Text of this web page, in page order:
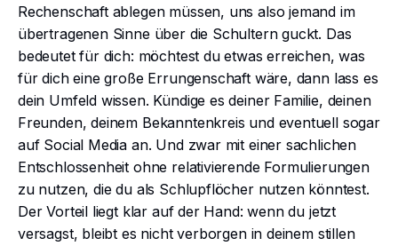
Rechenschaft ablegen müssen, uns also jemand im
übertragenen Sinne über die Schultern guckt. Das
bedeutet für dich: möchtest du etwas erreichen, was
für dich eine große Errungenschaft wäre, dann lass es
dein Umfeld wissen. Kündige es deiner Familie, deinen
Freunden, deinem Bekanntenkreis und eventuell sogar
auf Social Media an. Und zwar mit einer sachlichen
Entschlossenheit ohne relativierende Formulierungen
zu nutzen, die du als Schlupflöcher nutzen könntest.
Der Vorteil liegt klar auf der Hand: wenn du jetzt
versagst, bleibt es nicht verborgen in deinem stillen